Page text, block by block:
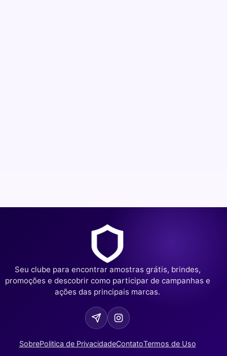
Seu clube para encontrar amostras grátis, brindes,
promoções e descobrir como participar de campanhas e
ações das principais marcas.
SobrePolitica de PrivacidadeContatoTermos de Uso